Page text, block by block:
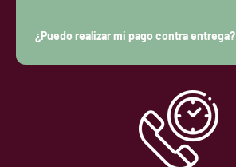
¿Puedo realizar mi pago contra entrega?